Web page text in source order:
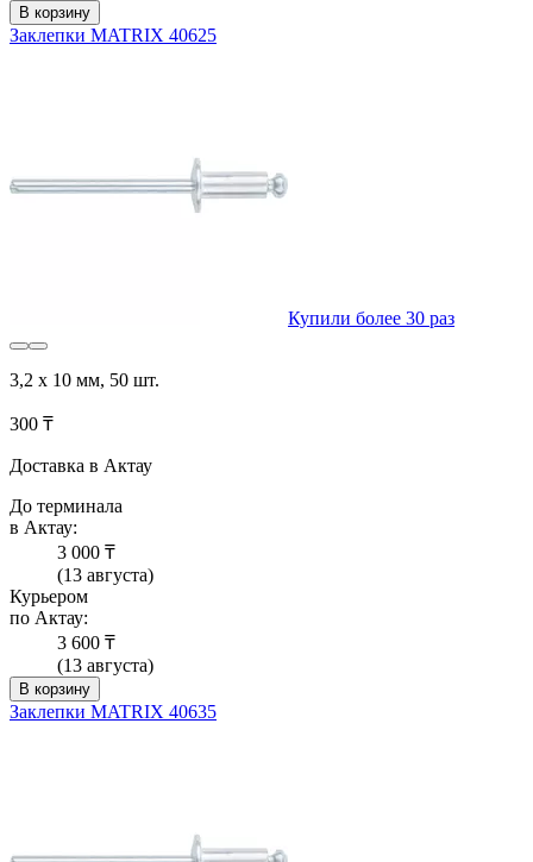
В корзину
Заклепки MATRIX 40625
Купили более 30 раз
3,2 х 10 мм, 50 шт.
300 ₸
Доставка в Актау
До терминала
в Актау:
3 000 ₸
(13 августа)
Курьером
по Актау:
3 600 ₸
(13 августа)
В корзину
Заклепки MATRIX 40635